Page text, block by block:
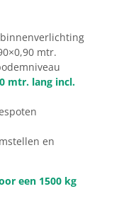
mtr.
mtr. lang incl.
en
een 1500 kg